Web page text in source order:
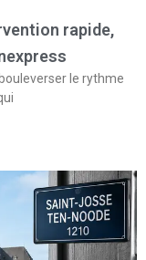
rapide,
le rythme